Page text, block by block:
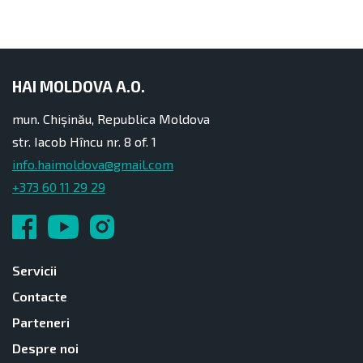
HAI MOLDOVA A.O.
mun. Chișinău, Republica Moldova
str. Iacob Hîncu nr. 8 of. 1
info.haimoldova@gmail.com
+373 60 11 29 29
Servicii
Contacte
Parteneri
Despre noi